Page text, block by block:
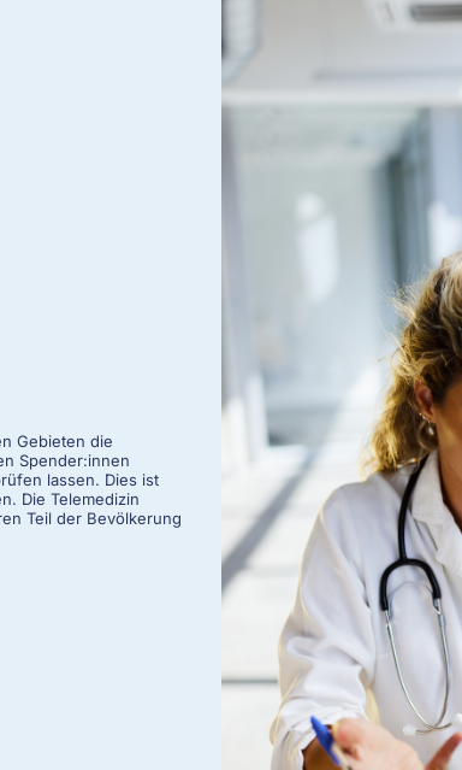
Gebieten die
Spender:innen
lassen. Dies ist
Die Telemedizin
Teil der Bevölkerung